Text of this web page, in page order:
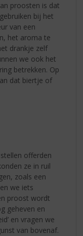
proosten is dat
bij het
van een
het aroma te
drankje zelf
we ook het
betrekken. Op
dat biertje of
offerden
ze in ruil
zoals een
we iets
proost wordt
geheven en
en vragen we
van bovenaf.